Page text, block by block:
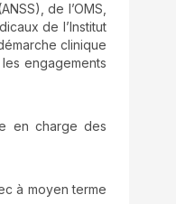
de l’OMS,
de l’Institut
clinique
engagements
en charge des
à moyen terme